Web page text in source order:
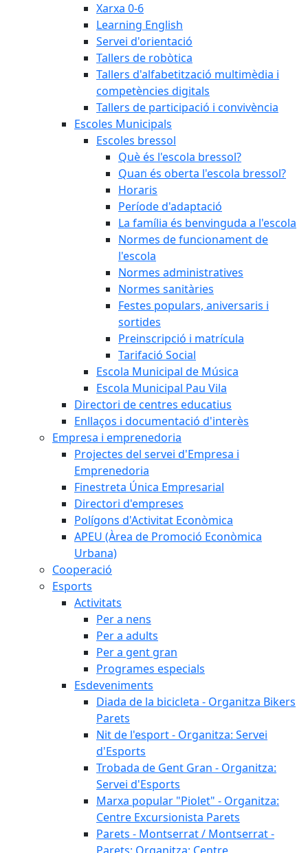
Xarxa 0-6
Learning English
Servei d'orientació
Tallers de robòtica
Tallers d'alfabetització multimèdia i
competències digitals
Tallers de participació i convivència
Escoles Municipals
Escoles bressol
Què és l'escola bressol?
Quan és oberta l'escola bressol?
Horaris
Període d'adaptació
La família és benvinguda a l'escola
Normes de funcionament de
l'escola
Normes administratives
Normes sanitàries
Festes populars, aniversaris i
sortides
Preinscripció i matrícula
Tarifació Social
Escola Municipal de Música
Escola Municipal Pau Vila
Directori de centres educatius
Enllaços i documentació d'interès
Empresa i emprenedoria
Projectes del servei d'Empresa i
Emprenedoria
Finestreta Única Empresarial
Directori d'empreses
Polígons d'Activitat Econòmica
APEU (Àrea de Promoció Econòmica
Urbana)
Cooperació
Esports
Activitats
Per a nens
Per a adults
Per a gent gran
Programes especials
Esdeveniments
Diada de la bicicleta - Organitza Bikers
Parets
Nit de l'esport - Organitza: Servei
d'Esports
Trobada de Gent Gran - Organitza:
Servei d'Esports
Marxa popular "Piolet" - Organitza:
Centre Excursionista Parets
Parets - Montserrat / Montserrat -